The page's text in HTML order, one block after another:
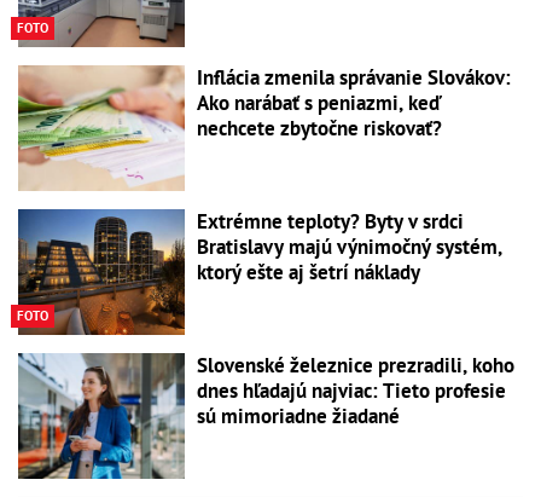
FOTO
Inflácia zmenila správanie Slovákov:
Ako narábať s peniazmi, keď
nechcete zbytočne riskovať?
FOTO
Extrémne teploty? Byty v srdci
Bratislavy majú výnimočný systém,
ktorý ešte aj šetrí náklady
Slovenské železnice prezradili, koho
dnes hľadajú najviac: Tieto profesie
sú mimoriadne žiadané